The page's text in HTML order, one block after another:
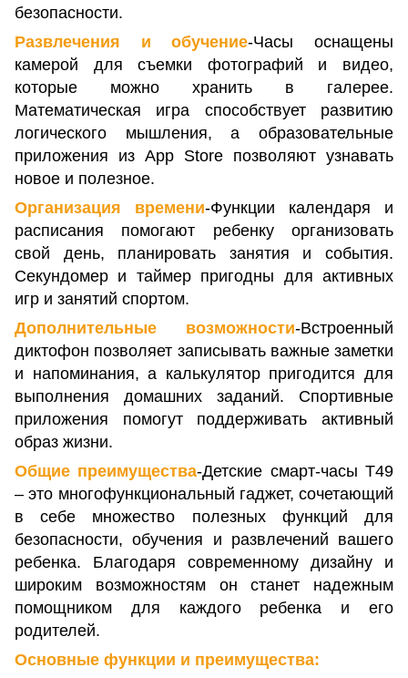
безопасности.
Развлечения и обучение-Часы оснащены
камерой для съемки фотографий и видео,
которые можно хранить в галерее.
Математическая игра способствует развитию
логического мышления, а образовательные
приложения из App Store позволяют узнавать
новое и полезное.
Организация времени-Функции календаря и
расписания помогают ребенку организовать
свой день, планировать занятия и события.
Секундомер и таймер пригодны для активных
игр и занятий спортом.
Дополнительные возможности-Встроенный
диктофон позволяет записывать важные заметки
и напоминания, а калькулятор пригодится для
выполнения домашних заданий. Спортивные
приложения помогут поддерживать активный
образ жизни.
Общие преимущества-Детские смарт-часы T49
– это многофункциональный гаджет, сочетающий
в себе множество полезных функций для
безопасности, обучения и развлечений вашего
ребенка. Благодаря современному дизайну и
широким возможностям он станет надежным
помощником для каждого ребенка и его
родителей.
Основные функции и преимущества: